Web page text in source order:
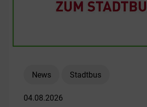
News Stadtbus
04.08.2026